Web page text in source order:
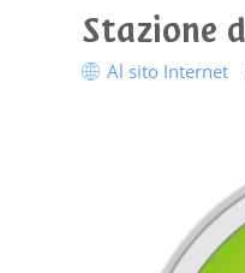
Stazione
Al sito Internet